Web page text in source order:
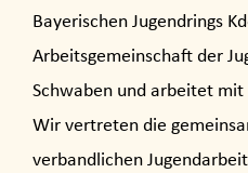
Bayerischen Jugendrings
Arbeitsgemeinschaft der
Schwaben und arbeitet mit
Wir vertreten die
verbandlichen